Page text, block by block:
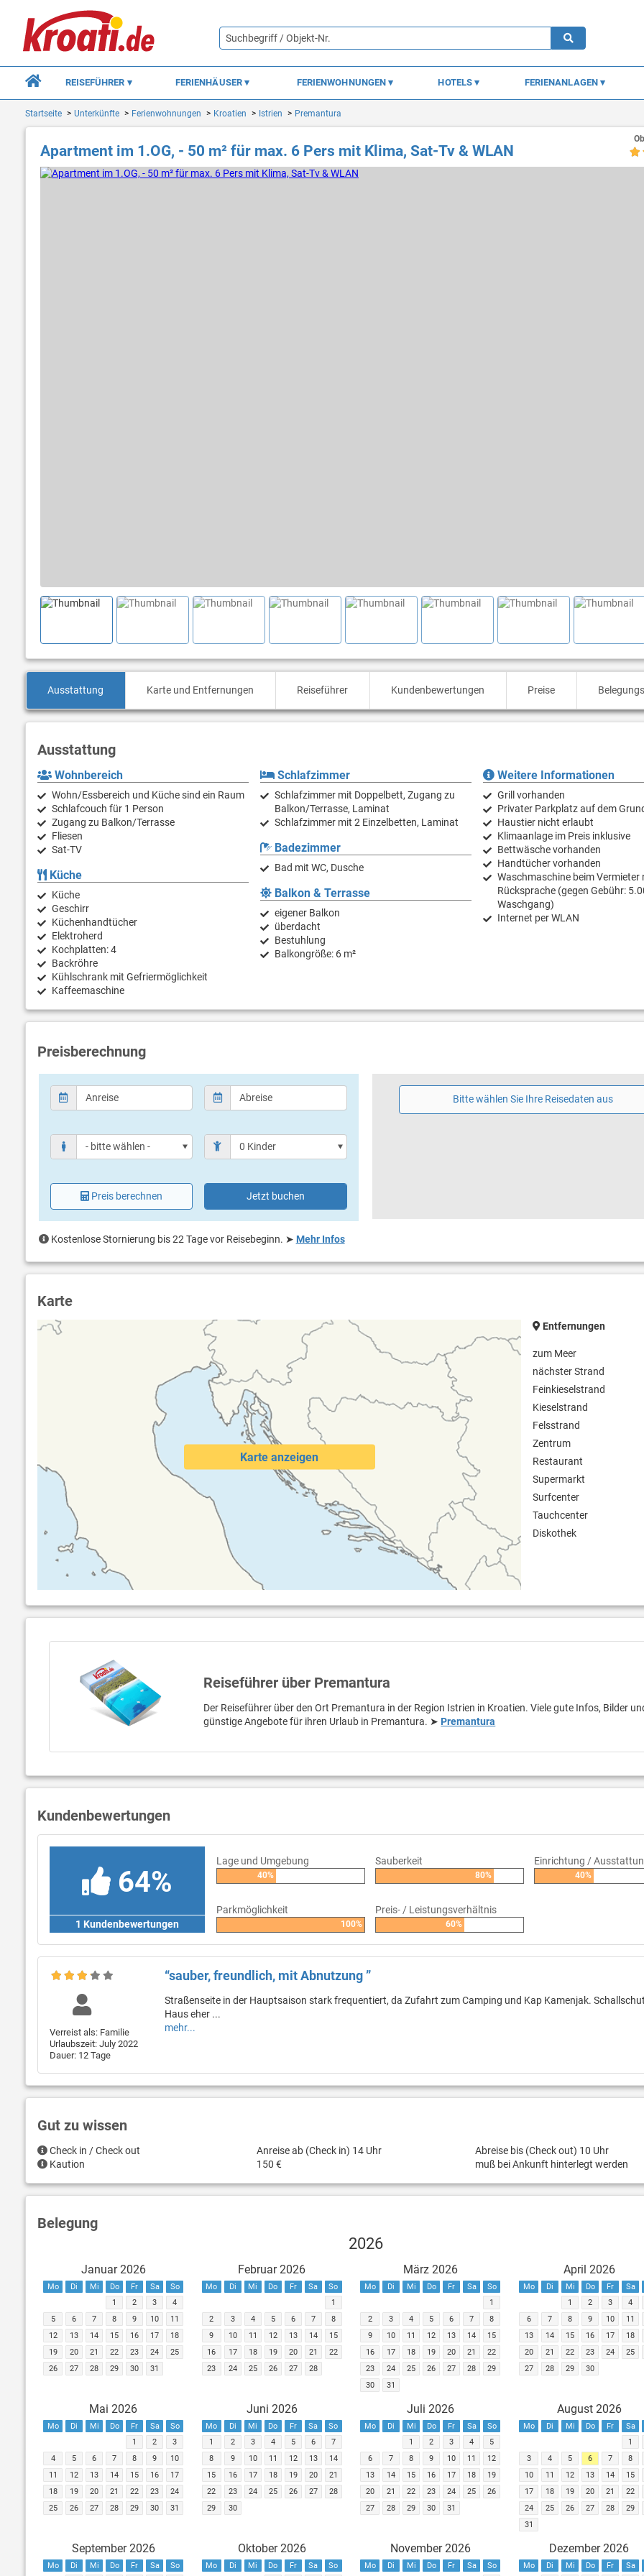
REISEFÜHRER FERIENHÄUSER FERIENWOHNUNGEN HOTELS FERIENANLAGEN
Startseite Unterkünfte Ferienwohnungen Kroatien Istrien Premantura
Apartment im 1.OG, - 50 m² für max. 6 Pers mit Klima, Sat-Tv & WLAN
Ausstattung Karte und Entfernungen Reiseführer Kundenbewertungen Preise
Ausstattung
Wohnbereich
Wohn/Essbereich und Küche sind ein Raum
Schlafcouch für 1 Person
Zugang zu Balkon/Terrasse
Fliesen
Sat-TV
Küche
Küche
Geschirr
Küchenhandtücher
Elektroherd
Kochplatten: 4
Backröhre
Kühlschrank mit Gefriermöglichkeit
Kaffeemaschine
Schlafzimmer
Schlafzimmer mit Doppelbett, Zugang zu
Balkon/Terrasse, Laminat
Schlafzimmer mit 2 Einzelbetten, Laminat
Badezimmer
Bad mit WC, Dusche
Balkon & Terrasse
eigener Balkon
überdacht
Bestuhlung
Balkongröße: 6 m²
Weitere Informationen
Grill vorhanden
Privater Parkplatz auf dem
Haustier nicht erlaubt
Klimaanlage im Preis inklusive
Bettwäsche vorhanden
Handtücher vorhanden
Waschmaschine beim Vermieter
Rücksprache (gegen Gebühr:
Waschgang)
Internet per WLAN
Preisberechnung
Preis berechnen Jetzt buchen
Kostenlose Stornierung bis 22 Tage vor Reisebeginn. ➤ Mehr Infos
Bitte wählen Sie Ihre Reisedaten aus
Karte
Karte anzeigen
Entfernungen
zum Meer
nächster Strand
Feinkieselstrand
Kieselstrand
Felsstrand
Zentrum
Restaurant
Supermarkt
Surfcenter
Tauchcenter
Diskothek
Reiseführer über Premantura
Der Reiseführer über den Ort Premantura in der Region Istrien in Kroatien. Viele gute Infos, Bilder
günstige Angebote für ihren Urlaub in Premantura. ➤ Premantura
Kundenbewertungen
64%
1 Kundenbewertungen
Lage und Umgebung
40%
Sauberkeit
80%
Einrichtung /
40%
Parkmöglichkeit
100%
Preis- / Leistungsverhältnis
60%
Verreist als: Familie
Urlaubszeit: July 2022
Dauer: 12 Tage
“sauber, freundlich, mit Abnutzung ”
Straßenseite in der Hauptsaison stark frequentiert, da Zufahrt zum Camping und Kap Kamenjak.
Haus eher ...
mehr...
Gut zu wissen
Check in / Check out Anreise ab (Check in) 14 Uhr
Abreise bis (Check out) 10 Uhr
Kaution
150 € muß bei Ankunft hinterlegt werden
Belegung
2026
Januar 2026
Mo Di Mi Do Fr Sa
So
1
2 3
4
5
6 7 8 9 10
11
12
13 14 15 16 17
18
19
20 21 22 23 24
25
26
27 28 29 30 31
Februar 2026
Mo Di Mi Do Fr Sa
So
1
2
3 4 5 6 7
8
9
10 11 12 13 14
15
16
17 18 19 20 21
22
23
24 25 26 27 28
März 2026
Mo Di Mi Do Fr Sa
So
1
2
3 4 5 6 7
8
9
10 11 12 13 14
15
16
17 18 19 20 21
22
23
24 25 26 27 28
29
30
31
April 2026
Mo Di Mi Do Fr
Sa
1
2 3
4
6
7 8 9 10
11
13
14 15 16 17
18
20
21 22 23 24
25
27
28 29 30
Mai 2026
Mo Di Mi Do Fr Sa
So
1
2
3
4
5 6 7 8 9
10
11
12 13 14 15 16
17
18
19 20 21 22 23
24
25
26 27 28 29 30 31
Juni 2026
Mo Di Mi Do Fr Sa
So
1
2 3 4 5 6
7
8
9 10 11 12 13
14
15
16 17 18 19 20
21
22
23 24 25 26 27
28
29
30
Juli 2026
Mo Di Mi Do Fr Sa
So
1
2 3 4
5
6
7 8 9 10 11
12
13
14 15 16 17 18
19
20
21 22 23 24 25
26
27
28 29 30 31
August 2026
Mo Di Mi Do Fr
Sa
1
3
4 5 6 7
8
10
11 12 13 14
15
17
18 19 20 21
22
24
25 26 27 28
29
31
September 2026
Mo Di Mi Do Fr Sa So
Oktober 2026
Mo Di Mi Do Fr Sa So
November 2026
Mo Di Mi Do Fr Sa So
Dezember 2026
Mo Di Mi Do Fr Sa